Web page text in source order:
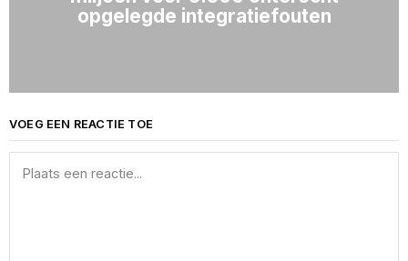
opgelegde integratiefouten
VOEG EEN REACTIE TOE